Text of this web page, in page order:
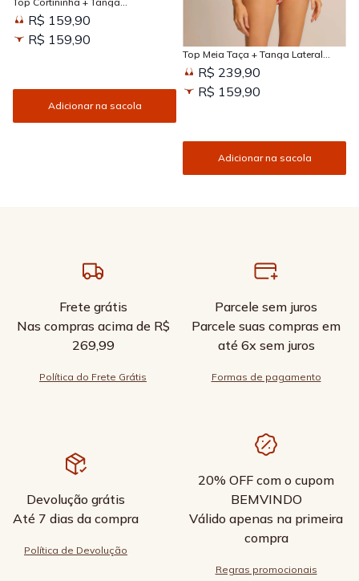
Amarradinha Estampada Sun
KissedR$ 159,90
R$ 159,90
Adicionar na sacola
Top Meia Taça + Tanga Lateral
Larga Estampada Sun Kissed
R$ 239,90
R$ 159,90
Adicionar na sacola
Frete grátis
Nas compras acima de R$
269,99
Política do Frete Grátis
Parcele sem juros
Parcele suas compras em
até 6x sem juros
Formas de pagamento
Devolução grátis
Até 7 dias da compra
Política de Devolução
20% OFF com o cupom
BEMVINDO
Válido apenas na primeira
compra
Regras promocionais